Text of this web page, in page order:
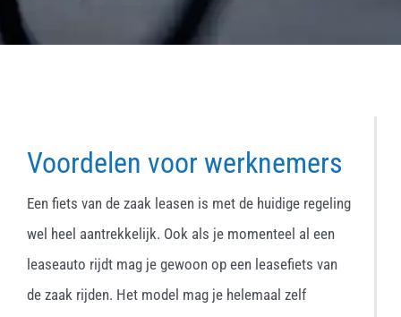
Voordelen voor werknemers
Een fiets van de zaak leasen is met de huidige regeling
wel heel aantrekkelijk. Ook als je momenteel al een
leaseauto rijdt mag je gewoon op een leasefiets van
de zaak rijden. Het model mag je helemaal zelf